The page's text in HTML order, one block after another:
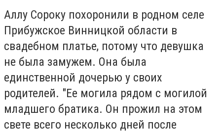
Аллу Сороку похоронили в родном селе
Прибужское Винницкой области в
свадебном платье, потому что девушка
не была замужем. Она была
единственной дочерью у своих
родителей. "Ее могила рядом с могилой
младшего братика. Он прожил на этом
свете всего несколько дней после